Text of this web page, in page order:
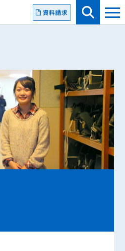
資料請求